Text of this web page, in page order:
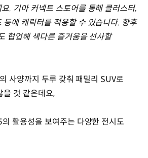
. 기아 커넥트 스토어를 통해 클러스터,
등에 캐릭터를 적용할 수 있습니다. 향후
협업해 색다른 즐거움을 선사할
사양까지 두루 갖춰 패밀리 SUV로
을 것 같은데요,
활용성을 보여주는 다양한 전시도